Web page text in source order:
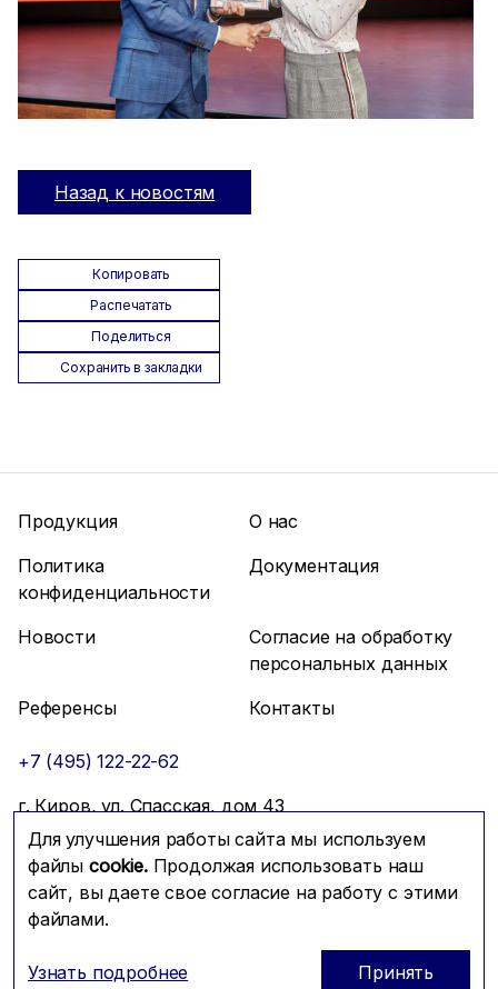
Назад к новостям
Копировать
Распечатать
Поделиться
Сохранить в закладки
Для улучшения работы сайта мы используем
файлы cookie.Продолжая использовать наш
сайт, вы даете свое согласие на работу с этими
файлами.
Узнать подробнее Принять
Продукция
О нас
Политика
конфиденциальности
Документация
Новости
Согласие на обработку
персональных данных
Референсы
Контакты
+7 (495) 122-22-62
г. Киров, ул. Спасская, дом 43
info@mfmc.ru
Связаться с нами
© 2026 Компания МФМК
Prominado